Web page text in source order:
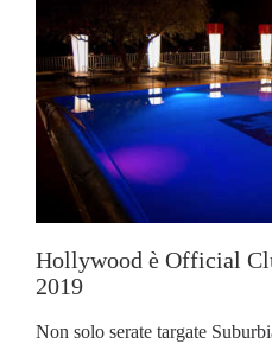
Hollywood è Official
2019
Non solo serate targate